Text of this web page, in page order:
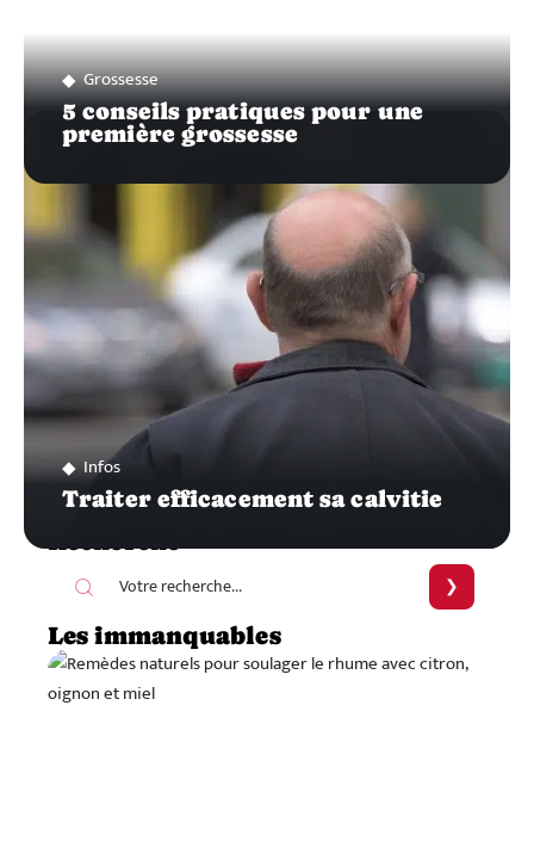
Grossesse
5 conseils pratiques pour une
première grossesse
Infos
Traiter efficacement sa calvitie
Recherche
Les immanquables